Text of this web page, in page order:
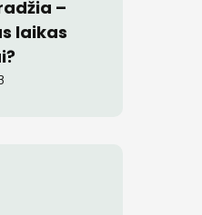
–
laikas